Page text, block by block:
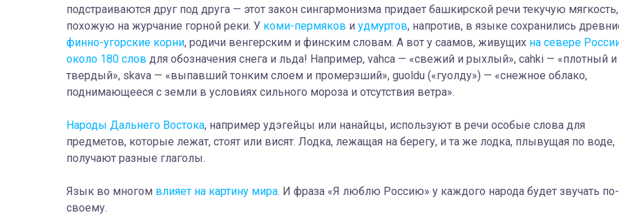
подстраиваются друг под друга — этот закон сингармонизма придает башкирской речи текучую мягкость,
похожую на журчание горной реки. У коми-пермяков и удмуртов, напротив, в языке сохранились
финно-угорские корни, родичи венгерским и финским словам. А вот у саамов, живущих на севере
около 180 слов для обозначения снега и льда! Например, vahca — «свежий и рыхлый», сahki — «плотный и
твердый», skava — «выпавший тонким слоем и промерзший», guoldu («гуолду») — «снежное облако,
поднимающееся с земли в условиях сильного мороза и отсутствия ветра».
Народы Дальнего Востока, например удэгейцы или нанайцы, используют в речи особые слова для
предметов, которые лежат, стоят или висят. Лодка, лежащая на берегу, и та же лодка, плывущая по воде,
получают разные глаголы.
Язык во многом влияет на картину мира. И фраза «Я люблю Россию» у каждого народа будет звучать по-
своему.